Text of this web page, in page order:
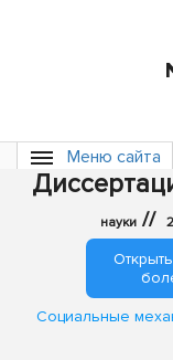
Меню сайта
науки //
Социальные